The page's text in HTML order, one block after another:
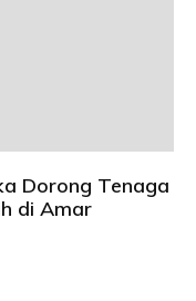
Dorong Tenaga
di Amar